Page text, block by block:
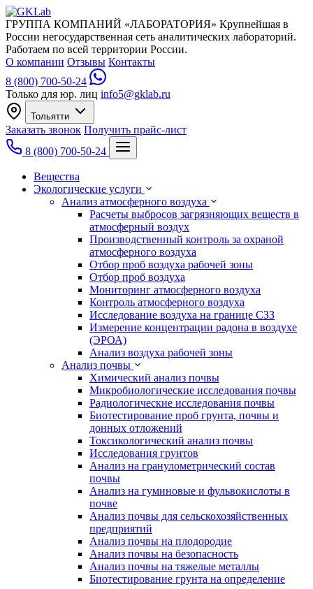
ГРУППА КОМПАНИЙ «ЛАБОРАТОРИЯ» Крупнейшая в
России негосударственная сеть аналитических лабораторий.
Работаем по всей территории России.
О компании Отзывы Контакты
8 (800) 700-50-24
Только для юр. лиц info5@gklab.ru
Тольятти
Заказать звонок Получить прайс-лист
8 (800) 700-50-24
Вещества
Экологические услуги
Анализ атмосферного воздуха
Расчеты выбросов загрязняющих веществ в
атмосферный воздух
Производственный контроль за охраной
атмосферного воздуха
Отбор проб воздуха рабочей зоны
Отбор проб воздуха
Мониторинг атмосферного воздуха
Контроль атмосферного воздуха
Исследование воздуха на границе СЗЗ
Измерение концентрации радона в воздухе
(ЭРОА)
Анализ воздуха рабочей зоны
Анализ почвы
Химический анализ почвы
Микробиологические исследования почвы
Радиологические исследования почвы
Биотестирование проб грунта, почвы и
донных отложений
Токсикологический анализ почвы
Исследования грунтов
Анализ на гранулометрический состав
почвы
Анализ на гуминовые и фульвокислоты в
почве
Анализ почвы для сельскохозяйственных
предприятий
Анализ почвы на плодородие
Анализ почвы на безопасность
Анализ почвы на тяжелые металлы
Биотестирование грунта на определение